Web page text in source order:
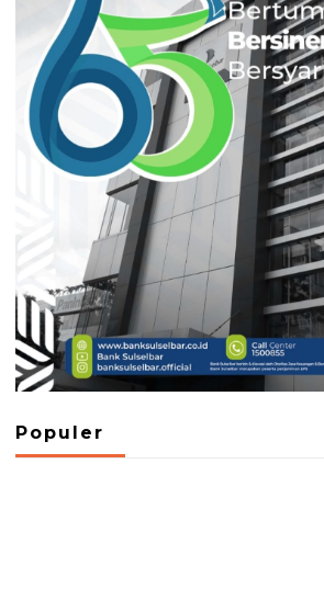
Populer